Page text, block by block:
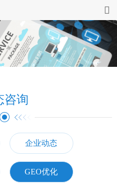
首页
开发
展示
资讯
介绍
咨询
企业动态
GEO优化